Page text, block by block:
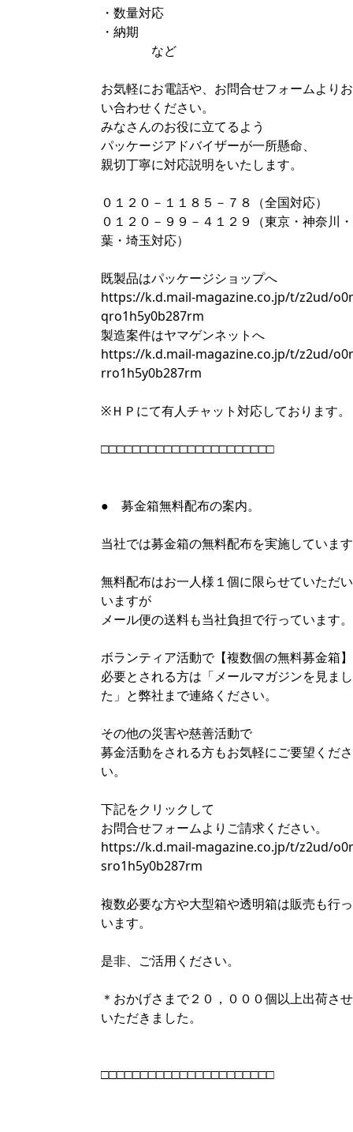
・数量対応
・納期
など
お気軽にお電話や、お問合せフォームより
い合わせください。
みなさんのお役に立てるよう
パッケージアドバイザーが一所懸命、
親切丁寧に対応説明をいたします。
０１２０－１１８５－７８（全国対応）
０１２０－９９－４１２９（東京・神奈川
葉・埼玉対応）
既製品はパッケージショップへ
https://k.d.mail-magazine.co.jp/t/z2ud/
qro1h5y0b287rm
製造案件はヤマゲンネットへ
https://k.d.mail-magazine.co.jp/t/z2ud/
rro1h5y0b287rm
※ＨＰにて有人チャット対応しております。
□□□□□□□□□□□□□□□□□□□□□□
● 募金箱無料配布の案内。
当社では募金箱の無料配布を実施していま
無料配布はお一人様１個に限らせていただ
いますが
メール便の送料も当社負担で行っています。
ボランティア活動で【複数個の無料募金箱
必要とされる方は「メールマガジンを見まし
た」と弊社まで連絡ください。
その他の災害や慈善活動で
募金活動をされる方もお気軽にご要望くださ
い。
下記をクリックして
お問合せフォームよりご請求ください。
https://k.d.mail-magazine.co.jp/t/z2ud/
sro1h5y0b287rm
複数必要な方や大型箱や透明箱は販売も行
います。
是非、ご活用ください。
＊おかげさまで２０，０００個以上出荷さ
いただきました。
□□□□□□□□□□□□□□□□□□□□□□